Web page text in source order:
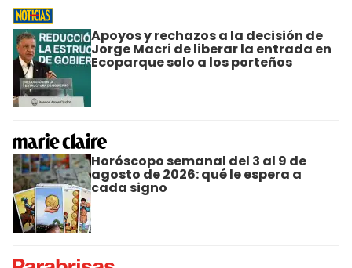
Apoyos y rechazos a la decisión de
Jorge Macri de liberar la entrada en
Ecoparque solo a los porteños
Horóscopo semanal del 3 al 9 de
agosto de 2026: qué le espera a
cada signo